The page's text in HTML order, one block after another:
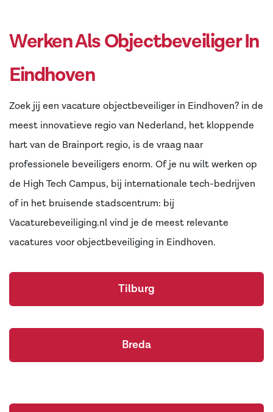
Werken Als Objectbeveiliger In
Eindhoven
Zoek jij een vacature objectbeveiliger in Eindhoven? in de
meest innovatieve regio van Nederland, het kloppende
hart van de Brainport regio, is de vraag naar
professionele beveiligers enorm. Of je nu wilt werken op
de High Tech Campus, bij internationale tech-bedrijven
of in het bruisende stadscentrum: bij
Vacaturebeveiliging.nl vind je de meest relevante
vacatures voor objectbeveiliging in Eindhoven.
Tilburg
Breda